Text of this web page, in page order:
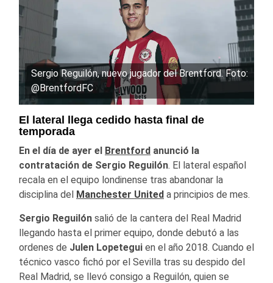
Sergio Reguilón, nuevo jugador del Brentford. Foto:
@BrentfordFC
El lateral llega cedido hasta final de
temporada
En el día de ayer el Brentford anunció la
contratación de Sergio Reguilón. El lateral español
recala en el equipo londinense tras abandonar la
disciplina del Manchester United a principios de mes.
Sergio Reguilón salió de la cantera del Real Madrid
llegando hasta el primer equipo, donde debutó a las
ordenes de Julen Lopetegui en el año 2018. Cuando el
técnico vasco fichó por el Sevilla tras su despido del
Real Madrid, se llevó consigo a Reguilón, quien se